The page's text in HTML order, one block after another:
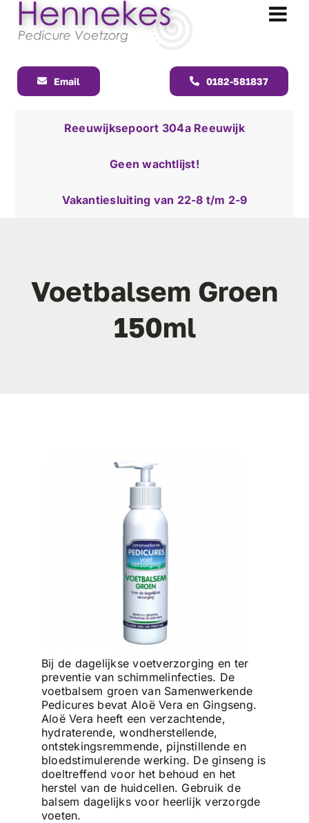
inhoud
Email 0182-581837
Reeuwijksepoort 304a Reeuwijk
Geen wachtlijst!
Vakantiesluiting van 22-8 t/m 2-9
Voetbalsem Groen
150ml
Bij de dagelijkse voetverzorging en ter
preventie van schimmelinfecties. De
voetbalsem groen van Samenwerkende
Pedicures bevat Aloë Vera en Gingseng.
Aloë Vera heeft een verzachtende,
hydraterende, wondherstellende,
ontstekingsremmende, pijnstillende en
bloedstimulerende werking. De ginseng is
doeltreffend voor het behoud en het
herstel van de huidcellen. Gebruik de
balsem dagelijks voor heerlijk verzorgde
voeten.